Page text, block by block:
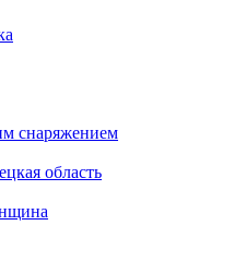
снаряжением
область